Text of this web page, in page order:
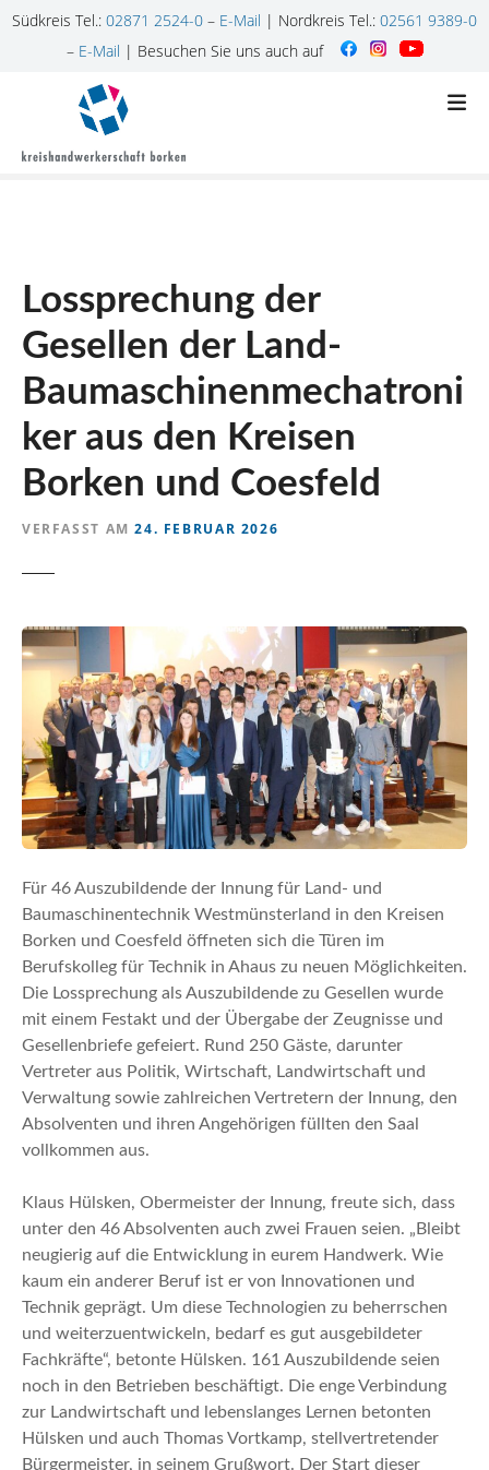
Südkreis Tel.: 02871 2524-0 – E-Mail | Nordkreis Tel.: 02561 9389-0
– E-Mail | Besuchen Sie uns auch auf
Lossprechung der
Gesellen der Land-
Baumaschinenmechatroni
ker aus den Kreisen
Borken und Coesfeld
VERFASST AM 24. FEBRUAR 2026
Für 46 Auszubildende der Innung für Land- und
Baumaschinentechnik Westmünsterland in den Kreisen
Borken und Coesfeld öffneten sich die Türen im
Berufskolleg für Technik in Ahaus zu neuen Möglichkeiten.
Die Lossprechung als Auszubildende zu Gesellen wurde
mit einem Festakt und der Übergabe der Zeugnisse und
Gesellenbriefe gefeiert. Rund 250 Gäste, darunter
Vertreter aus Politik, Wirtschaft, Landwirtschaft und
Verwaltung sowie zahlreichen Vertretern der Innung, den
Absolventen und ihren Angehörigen füllten den Saal
vollkommen aus.
Klaus Hülsken, Obermeister der Innung, freute sich, dass
unter den 46 Absolventen auch zwei Frauen seien. „Bleibt
neugierig auf die Entwicklung in eurem Handwerk. Wie
kaum ein anderer Beruf ist er von Innovationen und
Technik geprägt. Um diese Technologien zu beherrschen
und weiterzuentwickeln, bedarf es gut ausgebildeter
Fachkräfte“, betonte Hülsken. 161 Auszubildende seien
noch in den Betrieben beschäftigt. Die enge Verbindung
zur Landwirtschaft und lebenslanges Lernen betonten
Hülsken und auch Thomas Vortkamp, stellvertretender
Bürgermeister, in seinem Grußwort. Der Start dieser